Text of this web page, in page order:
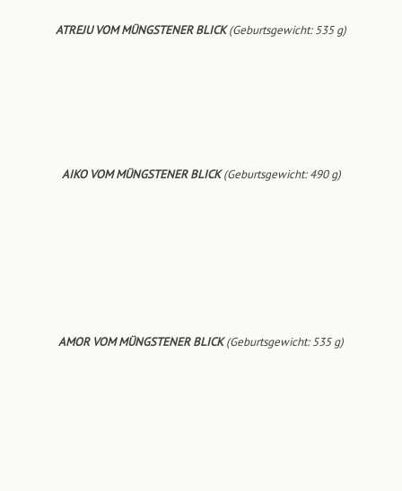
ATREJU VOM MÜNGSTENER BLICK(Geburtsgewicht: 535 g)
AIKO VOM MÜNGSTENER BLICK(Geburtsgewicht: 490 g)
AMOR VOM MÜNGSTENER BLICK(Geburtsgewicht: 535 g)